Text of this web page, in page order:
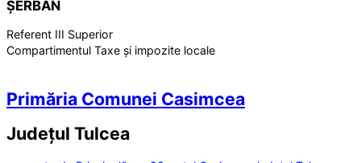
ȘERBAN
Referent III Superior
Compartimentul Taxe și impozite locale
Primăria Comunei Casimcea
Județul Tulcea